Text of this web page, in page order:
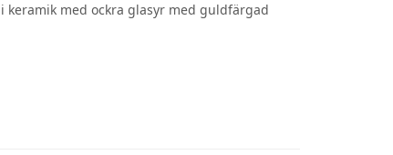
keramik med ockra glasyr med guldfärgad